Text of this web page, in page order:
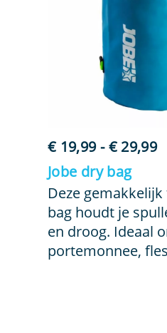
€19,99 - €29,99
Jobe dry bag
Deze
bag houdt je
en droog. Ideaal
portemonnee,